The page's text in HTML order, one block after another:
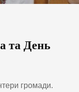
та День
громади.